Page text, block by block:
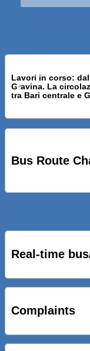
Lavori in corso:
Gravina. La
tra Bari centrale e
PRESENTATI A
IL TUO BUS ED IL
CICLOPEDONALE
OPERE DEL
AL VIA SERVIZIO
VAIMOO PER
Previous news
Bus Route
Real-time
Complaints